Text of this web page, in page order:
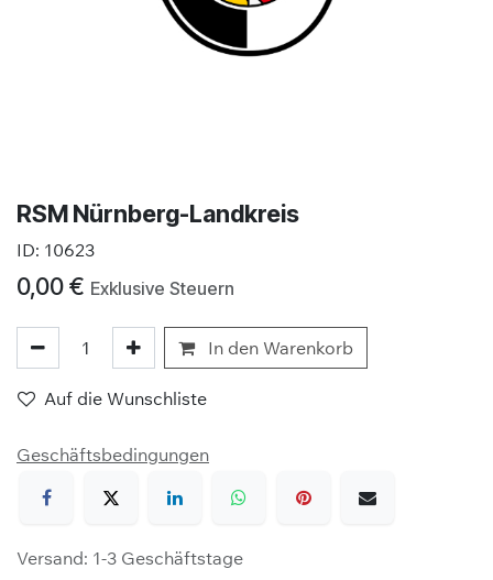
RSM Nürnberg-Landkreis
ID: 10623
0,00€ Exklusive Steuern
In den Warenkorb
Auf die Wunschliste
Geschäftsbedingungen
Versand: 1-3 Geschäftstage